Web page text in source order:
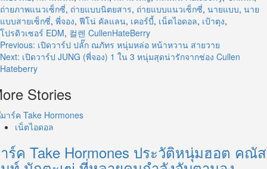
ถ่ายภาพแนวเซ็กซี่, ถ่ายแบบนิตยสาร, ถ่ายแบบแนวเซ็กซี่, นายแบบ, นาย
แบบสายเซ็กซี่, พี่จอง, ฟีโน่ คัลแลน, เคอร์บี้, เน็ตไอดอล, เป้าตุง,
โปรดิวเซอร์ EDM, 컬렌 CullenHateBerry
Post
navigation
Previous: เปิดวาร์ป ปลั๊ก ณภัทร หนุ่มหล่อ หน้าหวาน สายวาย
Next: เปิดวาร์ป JUNG (พี่จอง) 1 ใน 3 หนุ่มสุดน่ารักจากช่อง Cullen
Hateberry
Stories
เน็ตไอดอล
ร์ค Take Hormones ประวัติหนุ่มฮอต คณัส